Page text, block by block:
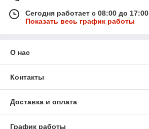
Сегодня работает с 08:00 до 17:00
Показать весь график работы
О нас
Контакты
Доставка и оплата
График работы